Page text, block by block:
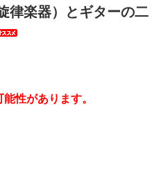
律楽器）とギターの二
性があります。